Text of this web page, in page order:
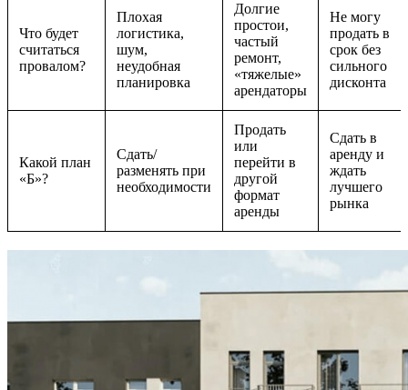
Что будет
считаться
провалом?
Плохая
логистика,
шум,
неудобная
планировка
Долгие
простои,
частый
ремонт,
«тяжелые»
арендаторы
Не могу
продать в
срок без
сильного
дисконта
Какой план
«Б»?
Сдать/
разменять при
необходимости
Продать
или
перейти в
другой
формат
аренды
Сдать в
аренду и
ждать
лучшего
рынка